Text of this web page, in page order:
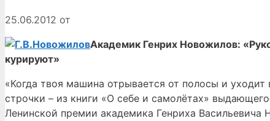
25.06.2012 от
Академик Генрих Новожилов:
курируют»
«Когда твоя машина отрывается от полосы и
строчки – из книги «О себе и самолётах»
Ленинской премии академика Генриха